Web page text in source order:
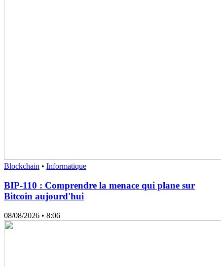
Blockchain • Informatique
BIP-110 : Comprendre la menace qui plane sur
Bitcoin aujourd'hui
08/08/2026 • 8:06